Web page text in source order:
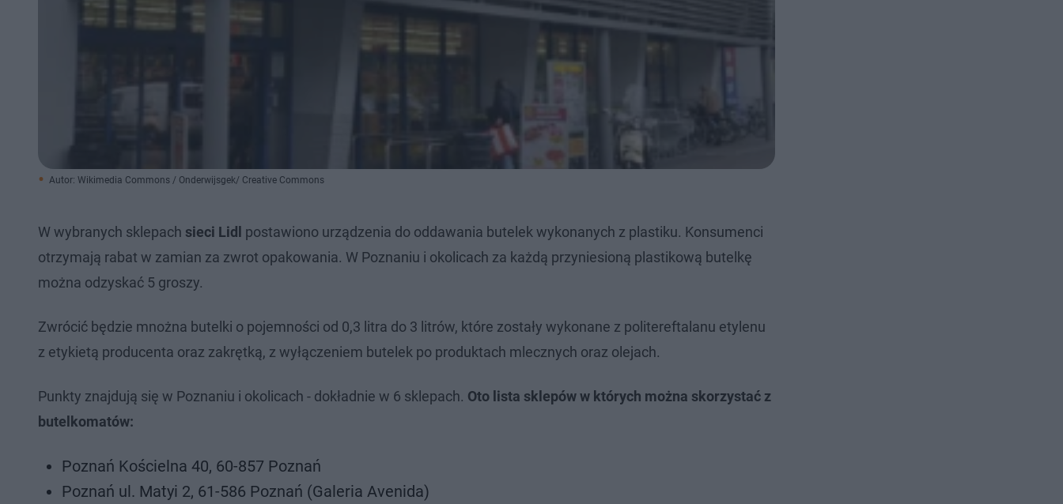
Autor: Wikimedia Commons / Onderwijsgek/ Creative Commons
W wybranych sklepach sieci Lidl
postawiono urządzenia do oddawania butelek wykonanych z plastiku. Konsumenci
otrzymają rabat w zamian za zwrot opakowania. W Poznaniu i okolicach za każdą przyniesioną plastikową butelkę
można odzyskać 5 groszy.
Zwrócić będzie mnożna butelki o pojemności od 0,3 litra do 3 litrów, które zostały wykonane z politereftalanu etylenu
z etykietą producenta oraz zakrętką, z wyłączeniem butelek po produktach mlecznych oraz olejach.
Punkty znajdują się w Poznaniu i okolicach - dokładnie w 6 sklepach. Oto lista sklepów w których można skorzystać z
butelkomatów:
Poznań Kościelna 40, 60-857 Poznań
Poznań ul. Matyi 2, 61-586 Poznań (Galeria Avenida)